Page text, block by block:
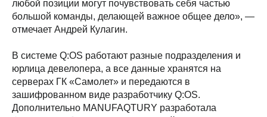
любой позиции могут почувствовать себя частью
большой команды, делающей важное общее дело», ―
отмечает Андрей Кулагин.
В системе Q:OS работают разные подразделения и
юрлица девелопера, а все данные хранятся на
серверах ГК «Самолет» и передаются в
зашифрованном виде разработчику Q:OS.
Дополнительно MANUFAQTURY разработала